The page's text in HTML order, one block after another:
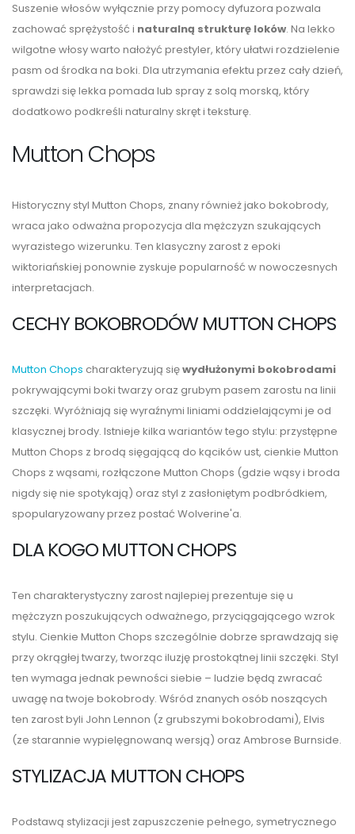
Suszenie włosów wyłącznie przy pomocy dyfuzora pozwala
zachować sprężystość i naturalną strukturę loków. Na lekko
wilgotne włosy warto nałożyć prestyler, który ułatwi rozdzielenie
pasm od środka na boki. Dla utrzymania efektu przez cały dzień,
sprawdzi się lekka pomada lub spray z solą morską, który
dodatkowo podkreśli naturalny skręt i teksturę.
Mutton Chops
Historyczny styl Mutton Chops, znany również jako bokobrody,
wraca jako odważna propozycja dla mężczyzn szukających
wyrazistego wizerunku. Ten klasyczny zarost z epoki
wiktoriańskiej ponownie zyskuje popularność w nowoczesnych
interpretacjach.
CECHY BOKOBRODÓW MUTTON CHOPS
Mutton Chops charakteryzują sięwydłużonymi bokobrodami
pokrywającymi boki twarzy oraz grubym pasem zarostu na linii
szczęki. Wyróżniają się wyraźnymi liniami oddzielającymi je od
klasycznej brody. Istnieje kilka wariantów tego stylu: przystępne
Mutton Chops z brodą sięgającą do kącików ust, cienkie Mutton
Chops z wąsami, rozłączone Mutton Chops (gdzie wąsy i broda
nigdy się nie spotykają) oraz styl z zasłoniętym podbródkiem,
spopularyzowany przez postać Wolverine'a.
DLA KOGO MUTTON CHOPS
Ten charakterystyczny zarost najlepiej prezentuje się u
mężczyzn poszukujących odważnego, przyciągającego wzrok
stylu. Cienkie Mutton Chops szczególnie dobrze sprawdzają się
przy okrągłej twarzy, tworząc iluzję prostokątnej linii szczęki. Styl
ten wymaga jednak pewności siebie – ludzie będą zwracać
uwagę na twoje bokobrody. Wśród znanych osób noszących
ten zarost byli John Lennon (z grubszymi bokobrodami), Elvis
(ze starannie wypielęgnowaną wersją) oraz Ambrose Burnside.
STYLIZACJA MUTTON CHOPS
Podstawą stylizacji jest zapuszczenie pełnego, symetrycznego